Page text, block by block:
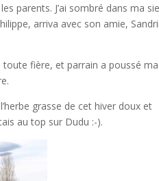
parents. J’ai sombré dans ma
arriva avec son amie,
fière, et parrain a poussé ma
grasse de cet hiver doux et
au top sur Dudu :-).